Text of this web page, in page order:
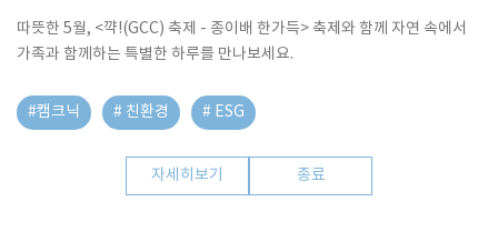
따뜻한 5월, <꺅!(GCC) 축제 - 종이배 한가득> 축제와 함께 자연 속에서
가족과 함께하는 특별한 하루를 만나보세요.
#캠크닉 # 친환경 # ESG
자세히보기 종료